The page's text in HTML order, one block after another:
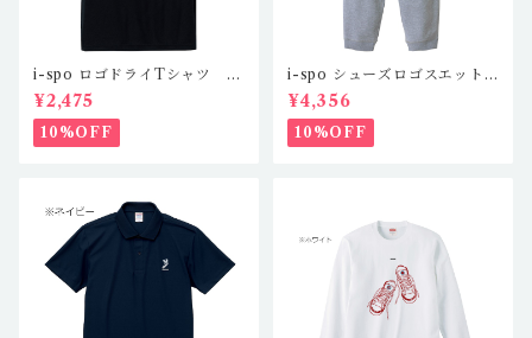
i-spo ロゴドライTシャツ IS
-DT-201,2,3,4（4カラー）
¥2,475
10%OFF
i-spo シューズロゴスエット
パンツ IS-SP-101,2（2カラ
ー）
¥4,356
10%OFF